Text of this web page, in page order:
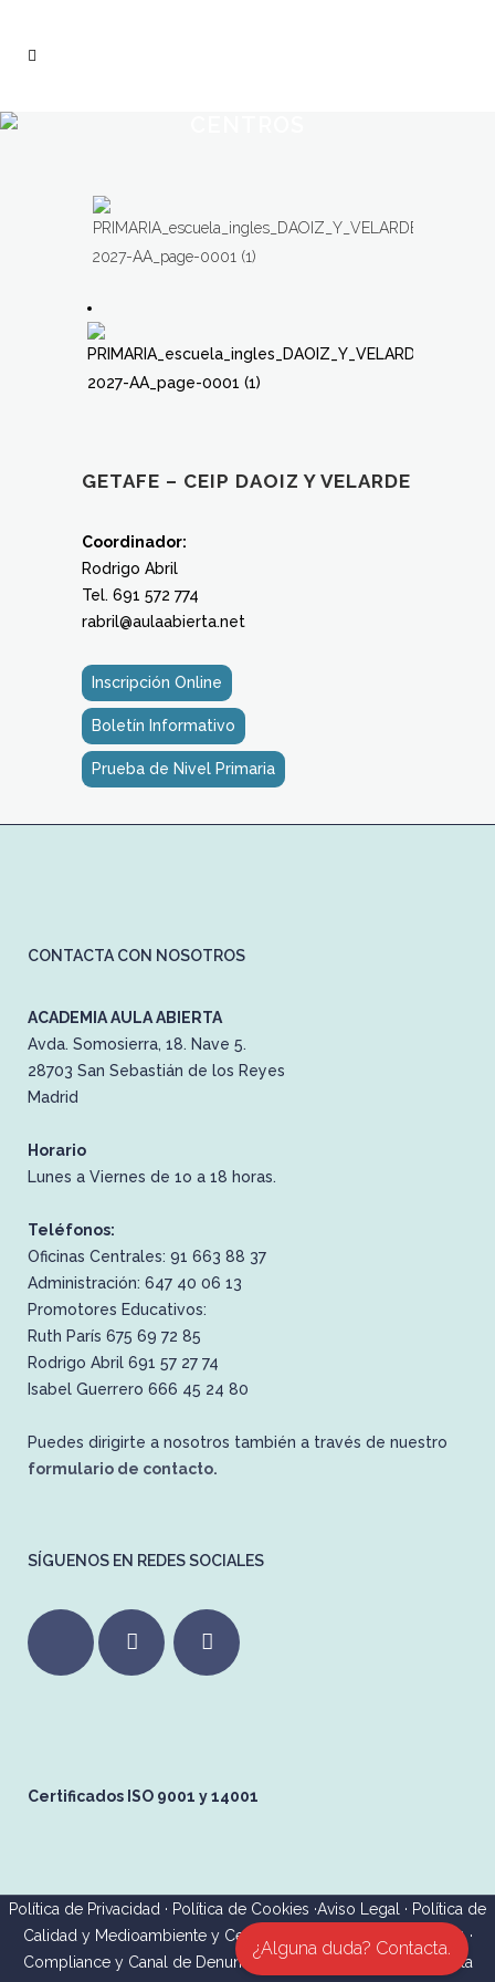
GETAFE – CEIP DAOIZ Y VELARDE
Coordinador:
Rodrigo Abril
Tel. 691 572 774
rabril@aulaabierta.net
Inscripción Online
Boletín Informativo
Prueba de Nivel Primaria
CONTACTA CON NOSOTROS
ACADEMIA AULA ABIERTA
Avda. Somosierra, 18. Nave 5.
28703 San Sebastián de los Reyes
Madrid
Horario
Lunes a Viernes de 1o a 18 horas.
Teléfonos:
Oficinas Centrales: 91 663 88 37
Administración: 647 40 06 13
Promotores Educativos:
Ruth París 675 69 72 85
Rodrigo Abril 691 57 27 74
Isabel Guerrero 666 45 24 80
Puedes dirigirte a nosotros también a través de nuestro
formulario de contacto.
SÍGUENOS EN REDES SOCIALES
Certificados ISO 9001 y 14001
Política de Privacidad · Política de Cookies ·Aviso Legal · Política de
Calidad y Medioambiente y Certificaciones
ISO 9001 y 14001·
Compliance y Canal de Denuncias
·Política de Seguridad de la
¿Alguna duda? Contacta.